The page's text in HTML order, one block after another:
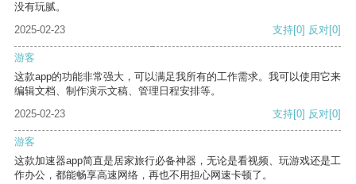
没有玩腻。
2025-02-23
支持[0] 反对[0]
游客
这款app的功能非常强大，可以满足我所有的工作需求。我可以使用它来
编辑文档、制作演示文稿、管理日程安排等。
2025-02-23
支持[0] 反对[0]
游客
这款加速器app简直是居家旅行必备神器，无论是看视频、玩游戏还是工
作办公，都能畅享高速网络，再也不用担心网速卡顿了。